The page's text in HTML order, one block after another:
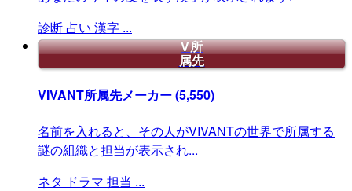
診断 占い 漢字 ...
V所
属先
VIVANT所属先メーカー(5,550)
名前を入れると、その人がVIVANTの世界で所属する
謎の組織と担当が表示され...
ネタ ドラマ 担当 ...